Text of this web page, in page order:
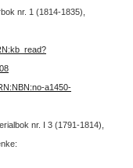
nr. 1 (1814-1835),
a1450-
nr. I 3 (1791-1814),